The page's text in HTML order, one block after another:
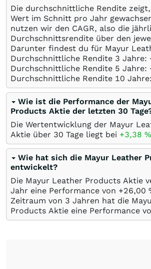
Die durchschnittliche Rendite
Wert im Schnitt pro Jahr
nutzen wir den CAGR, also die
Durchschnittsrendite über den
Darunter findest du für Mayur
Durchschnittliche Rendite 3 Jahre:
Durchschnittliche Rendite 5 Jahre:
Durchschnittliche Rendite 10
Wie ist die Performance der
Products Aktie der letzten 30
Die Wertentwicklung der Mayur
Aktie über 30 Tage liegt bei +3,38 %
Wie hat sich die Mayur Leather
entwickelt?
Die Mayur Leather Products Aktie
Jahr eine Performance von +26,00
Zeitraum von 3 Jahren hat die
Products Aktie eine Performance